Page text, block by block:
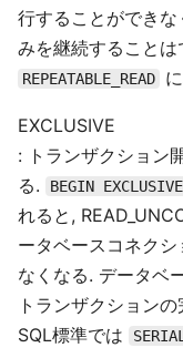
行することができ
みを継続すること
REPEATABLE_READ
EXCLUSIVE
: トランザクション
る.
BEGIN EXCLUSIVE
れると,
ータベースコネク
なくなる. データベ
トランザクション
SQL標準では